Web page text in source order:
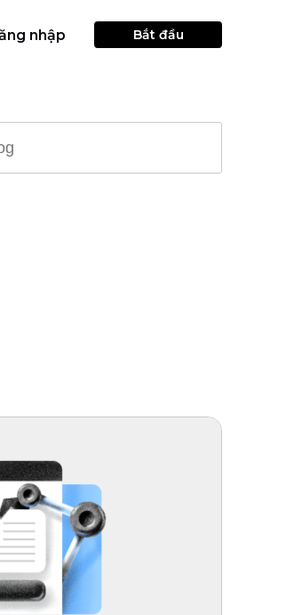
nhập Bắt đầu